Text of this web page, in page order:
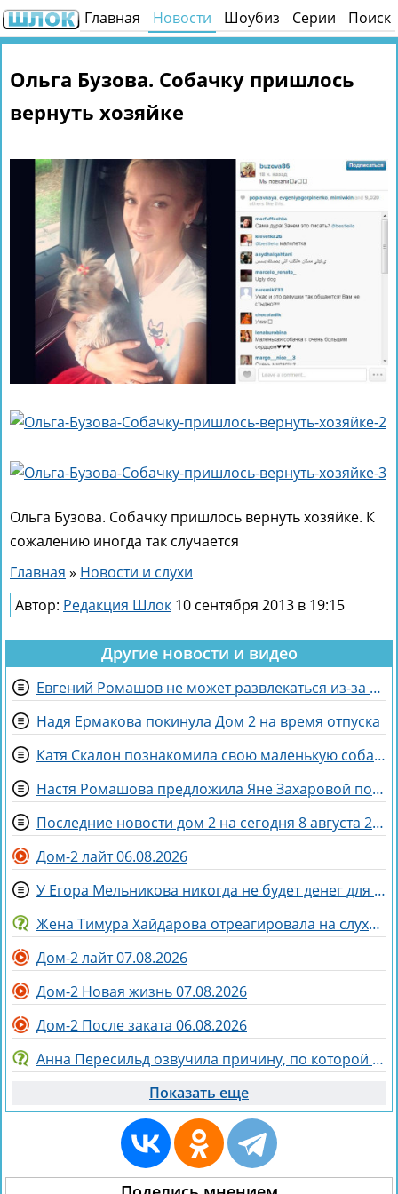
Главная Новости Шоубиз Серии Поиск
Ольга Бузова. Собачку пришлось
вернуть хозяйке
Ольга Бузова. Собачку пришлось вернуть хозяйке. К
сожалению иногда так случается
Главная » Новости и слухи
Автор: Редакция Шлок 10 сентября 2013 в 19:15
Другие новости и видео
Евгений Ромашов не может развлекаться из-за беременности жены Анастасии
Надя Ермакова покинула Дом 2 на время отпуска
Катя Скалон познакомила свою маленькую собаку Еву с большим другом Женей
Настя Ромашова предложила Яне Захаровой пожить у неё в гардеробной
Последние новости дом 2 на сегодня 8 августа 2026
Дом-2 лайт 06.08.2026
У Егора Мельникова никогда не будет денег для Вероники Гракович
Жена Тимура Хайдарова отреагировала на слухи о колдовстве
Дом-2 лайт 07.08.2026
Дом-2 Новая жизнь 07.08.2026
Дом-2 После заката 06.08.2026
Анна Пересильд озвучила причину, по которой она выбрала курс Дарьи Мороз
Показать еще